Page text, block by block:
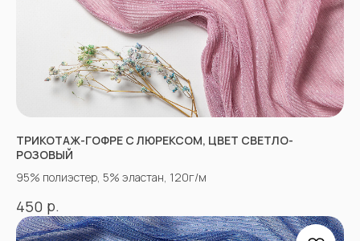
ТРИКОТАЖ-ГОФРЕ С ЛЮРЕКСОМ, ЦВЕТ СВЕТЛО-
РОЗОВЫЙ
95% полиэстер, 5% эластан, 120г/м
450 р.
НЕ НАШЛИ НУЖНУЮ
ТКАНЬ? ОСТАЛИСЬ
ВОПРОСЫ?
Заполните форму, и наши менеджеры
помогут вам с выбором и ответят на все